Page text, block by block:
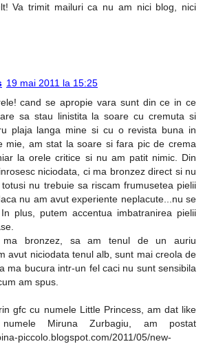
Va trimit mailuri ca nu am nici blog, nici
19 mai 2011 la 15:25
cand se apropie vara sunt din ce in ce
sa stau linistita la soare cu cremuta si
plaja langa mine si cu o revista buna in
mie, am stat la soare si fara pic de crema
la orele critice si nu am patit nimic. Din
niciodata, ci ma bronzez direct si nu
nu trebuie sa riscam frumusetea pielii
nu am avut experiente neplacute...nu se
plus, putem accentua imbatranirea pielii
bronzez, sa am tenul de un auriu
avut niciodata tenul alb, sunt mai creola de
ma bucura intr-un fel caci nu sunt sensibila
am spus.
gfc cu numele Little Princess, am dat like
Miruna Zurbagiu, am postat
piccolo.blogspot.com/2011/05/new-